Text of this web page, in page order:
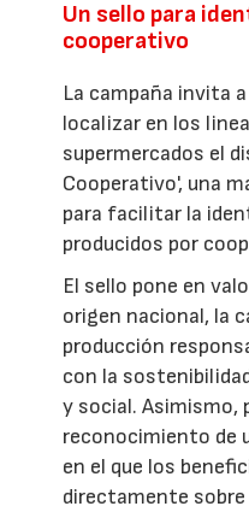
Un sello para
cooperativo
La campaña invita
localizar en los
supermercados el
Cooperativo', una
para facilitar la
producidos por
El sello pone en
origen nacional, la
producción
con la
y social. Asimismo,
reconocimiento de
en el que los
directamente